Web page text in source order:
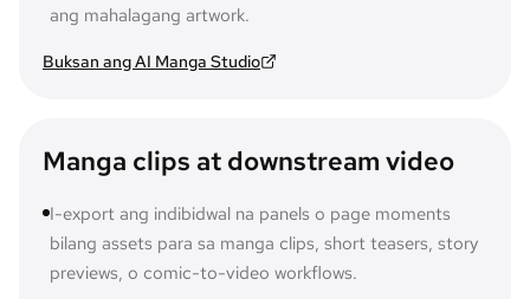
ang mahalagang artwork.
Buksan ang AI Manga Studio
Manga clips at downstream video
I-export ang indibidwal na panels o page moments
bilang assets para sa manga clips, short teasers, story
previews, o comic-to-video workflows.